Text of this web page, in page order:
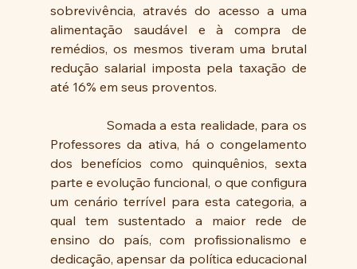
sobrevivência, através do acesso a uma
alimentação saudável e à compra de
remédios, os mesmos tiveram uma brutal
redução salarial imposta pela taxação de
até 16% em seus proventos.
Professores da ativa, há o congelamento
dos benefícios como quinquênios, sexta
parte e evolução funcional, o que configura
um cenário terrível para esta categoria, a
qual tem sustentado a maior rede de
ensino do país, com profissionalismo e
dedicação, apensar da política educacional